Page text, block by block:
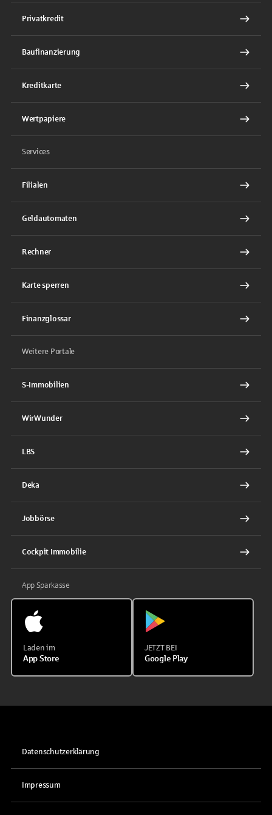
Privatkredit
Baufinanzierung
Kreditkarte
Wertpapiere
Services
Filialen
Geldautomaten
Rechner
Karte sperren
Finanzglossar
Weitere Portale
S-Immobilien
WirWunder
LBS
Deka
Jobbörse
Cockpit Immobilie
App Sparkasse
Laden im
App Store
JETZT BEI
Google Play
Datenschutzerklärung
Impressum